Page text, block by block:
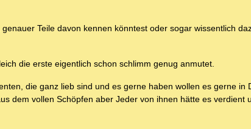
Teile davon kennen könntest oder sogar wissentlich
die erste eigentlich schon schlimm genug anmutet.
die ganz lieb sind und es gerne haben wollen es gerne in
dem vollen Schöpfen aber Jeder von ihnen hätte es verdient